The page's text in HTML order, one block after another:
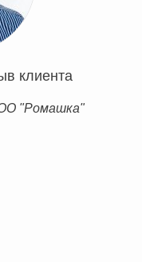
клиента
"Ромашка"